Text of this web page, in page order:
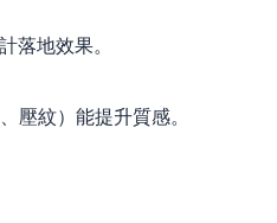
落地效果。
壓紋）能提升質感。